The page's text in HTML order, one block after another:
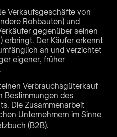
Verkaufsgeschäfte von
Rohbauten) und
gegenüber seinen
erbringt. Der Käufer erkennt
an und verzichtet
eigener, früher
Verbrauchsgüterkauf
Bestimmungen des
Die Zusammenarbeit
Unternehmern im Sinne
(B2B).